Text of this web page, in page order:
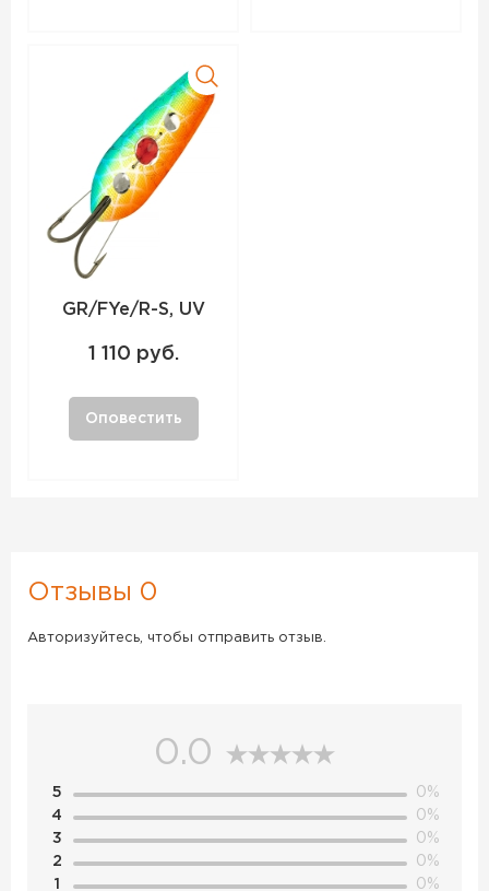
GR/FYe/R-S, UV
1 110 руб.
Оповестить
Отзывы 0
Авторизуйтесь, чтобы отправить отзыв.
0.0
5
0%
4
0%
3
0%
2
0%
1
0%